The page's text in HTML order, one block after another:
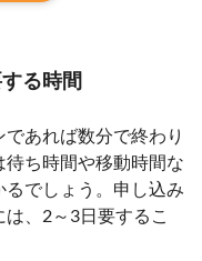
る時間
あれば数分で終わり
ち時間や移動時間な
でしょう。申し込み
、2～3日要するこ